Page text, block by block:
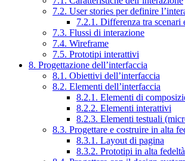
7.2. User stories per definire
7.2.1. Differenza tra scenari
7.3. Flussi di interazione
7.4. Wireframe
7.5. Prototipi interattivi
8. Progettazione dell’interfaccia
8.1. Obiettivi dell’interfaccia
8.2. Elementi dell’interfaccia
8.2.1. Elementi di
8.2.2. Elementi interattivi
8.2.3. Elementi testuali
8.3. Progettare e costruire in alta
8.3.1. Layout di pagina
8.3.2. Prototipi in alta fedeltà